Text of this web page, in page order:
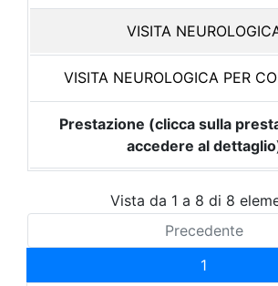
VISITA
VISITA NEUROLOGICA PER
Prestazione (clicca sulla
accedere al
Vista da 1 a 8 di 8
Precedente
1